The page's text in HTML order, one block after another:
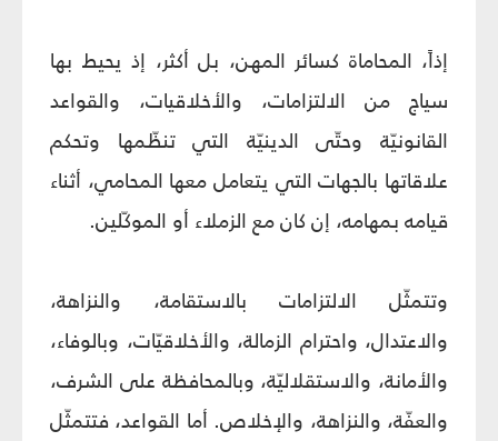
إذاً، المحاماة كسائر المهن، بل أكثر، إذ يحيط بها
سياج من الالتزامات، والأخلاقيات، والقواعد
القانونيّة وحتّى الدينيّة التي تنظّمها وتحكم
علاقاتها بالجهات التي يتعامل معها المحامي، أثناء
قيامه بمهامه، إن كان مع الزملاء أو الموكّلين.
وتتمثّل الالتزامات بالاستقامة، والنزاهة،
والاعتدال، واحترام الزمالة، والأخلاقيّات، وبالوفاء،
والأمانة، والاستقلاليّة، وبالمحافظة على الشرف،
والعفّة، والنزاهة، والإخلاص. أما القواعد، فتتمثّل